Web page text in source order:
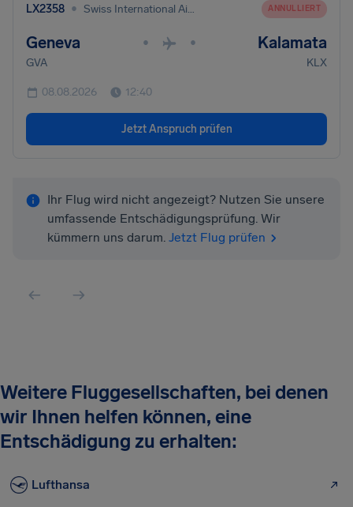
LX2358 • Swiss International Air Lines ANNULLIERT
Geneva • • Kalamata
GVA KLX
08.08.2026 12:40
Jetzt Anspruch prüfen
Ihr Flug wird nicht angezeigt? Nutzen Sie unsere
umfassende Entschädigungsprüfung. Wir
kümmern uns darum. Jetzt Flug prüfen
Weitere Fluggesellschaften, bei denen
wir Ihnen helfen können, eine
Entschädigung zu erhalten:
Lufthansa